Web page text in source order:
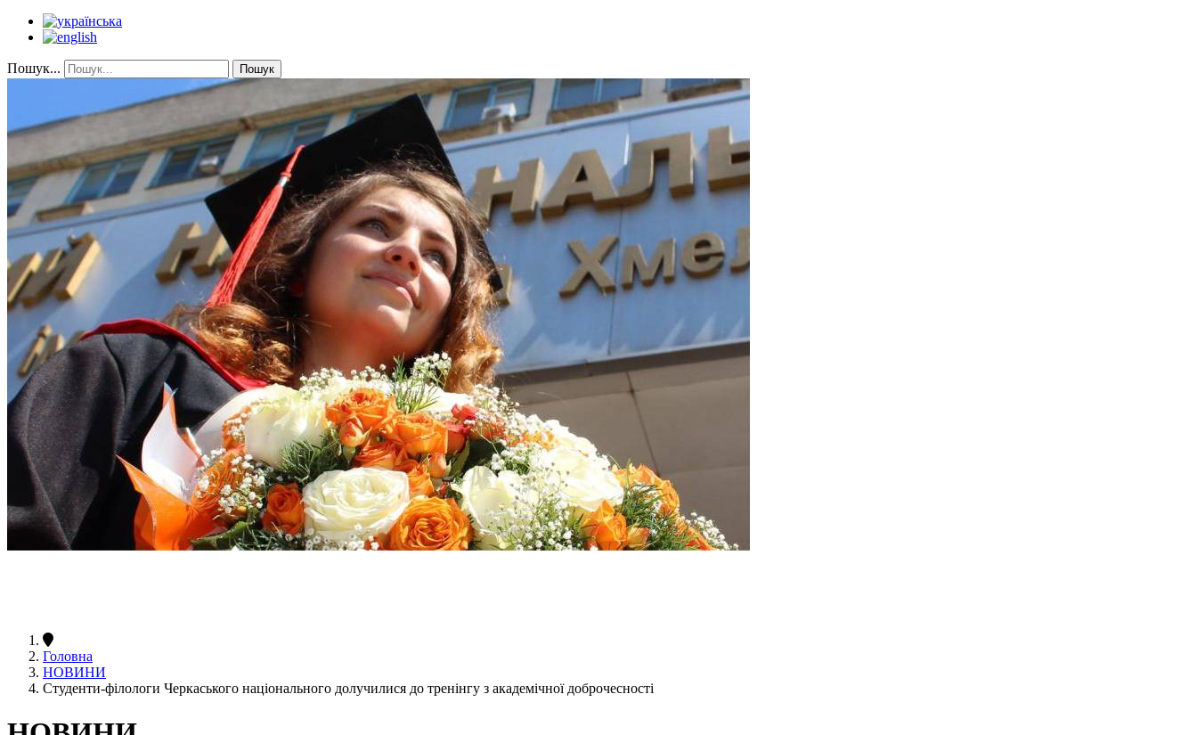
Пошук... Пошук
Головна
НОВИНИ
Студенти-філологи Черкаського національного долучилися до тренінгу з академічної доброчесності